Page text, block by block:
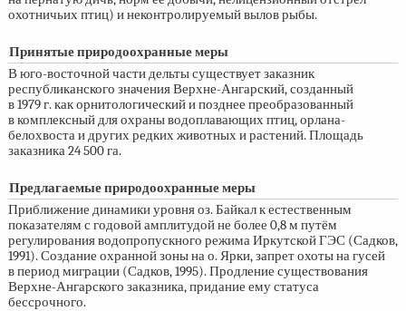
охотничьих птиц) и неконтролируемый вылов рыбы.
Принятые природоохранные меры
В юго-восточной части дельты существует заказник
республиканского значения Верхне-Ангарский, созданный
в 1979 г. как орнитологический и позднее преобразованный
в комплексный для охраны водоплавающих птиц, орлана-
белохвоста и других редких животных и растений. Площадь
заказника 24 500 га.
Предлагаемые природоохранные меры
Приближение динамики уровня оз. Байкал к естественным
показателям с годовой амплитудой не более 0,8 м путём
регулирования водопропускного режима Иркутской ГЭС (Садков,
1991). Создание охранной зоны на о. Ярки, запрет охоты на гусей
в период миграции (Садков, 1995). Продление существования
Верхне-Ангарского заказника, придание ему статуса
бессрочного.